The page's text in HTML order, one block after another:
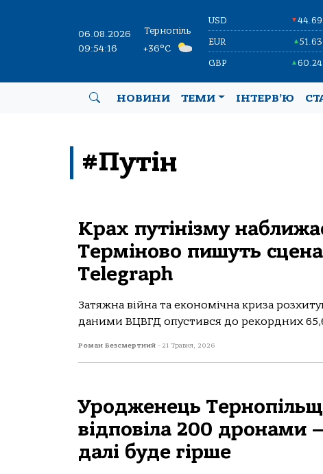
06.08.2026
09:54:17
Тернопіль
+36°C
USD ▼44.69
EUR ▲51.63
GBP ▲60.24
НОВИНИ ТЕМИ ІНТЕРВ’Ю
#Путін
Крах путінізму
Терміново пишуть
Telegraph
Затяжна війна та економічна криза
даними ВЦВГД опустився до рекордних
Роман Безсмертний - 21 Травня, 2026
Уродженець
відповіла 200 дронами
далі буде гірше